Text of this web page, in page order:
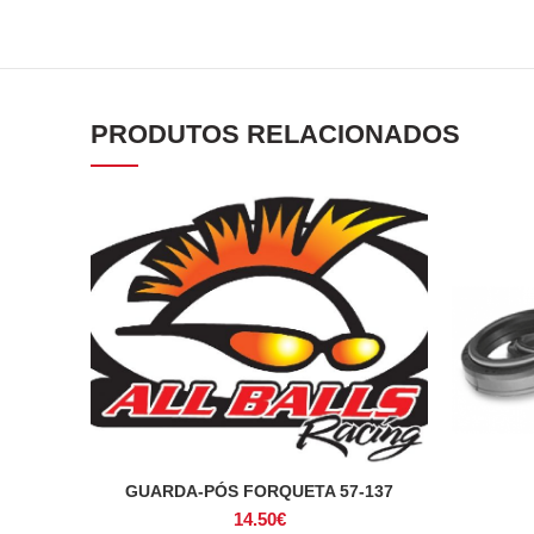
PRODUTOS RELACIONADOS
ADICIONAR
GUARDA-PÓS FORQUETA 57-137
14.50€